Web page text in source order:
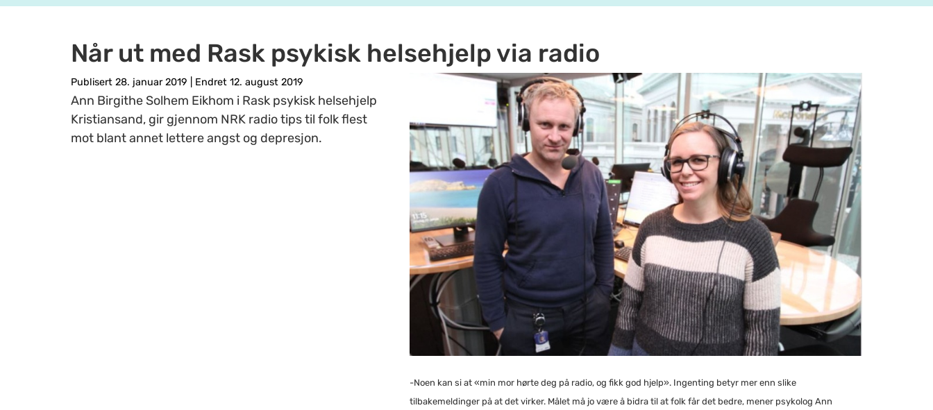
Når ut med Rask psykisk helsehjelp via radio
Publisert 28. januar 2019 Endret 12. august 2019
Ann Birgithe Solhem Eikhom i Rask psykisk helsehjelp
Kristiansand, gir gjennom NRK radio tips til folk flest
mot blant annet lettere angst og depresjon.
-Noen kan si at «min mor hørte deg på radio, og fikk god hjelp». Ingenting betyr mer enn slike
tilbakemeldinger på at det virker. Målet må jo være å bidra til at folk får det bedre, mener psykolog Ann